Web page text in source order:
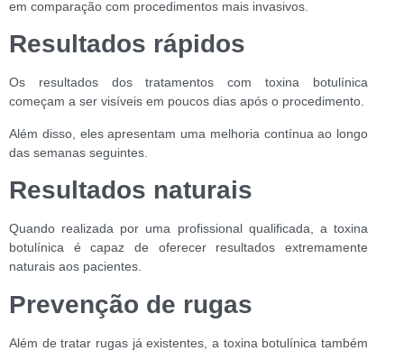
em comparação com procedimentos mais invasivos.
Resultados rápidos
Os resultados dos tratamentos com toxina botulínica
começam a ser visíveis em poucos dias após o procedimento.
Além disso, eles apresentam uma melhoria contínua ao longo
das semanas seguintes.
Resultados naturais
Quando realizada por uma profissional qualificada, a toxina
botulínica é capaz de oferecer resultados extremamente
naturais aos pacientes.
Prevenção de rugas
Além de tratar rugas já existentes, a toxina botulínica também